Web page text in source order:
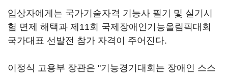
입상자에게는 국가기술자격 기능사 필기 및 실기시
험 면제 해택과 제11회 국제장애인기능올림픽대회
국가대표 선발전 참가 자격이 주어진다.
이정식 고용부 장관은 "기능경기대회는 장애인 스스